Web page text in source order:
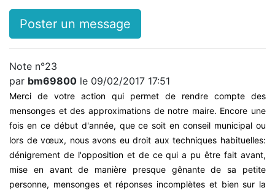
Poster un message
Note n°23
par bm69800 le 09/02/2017 17:51
Merci de votre action qui permet de rendre compte des
mensonges et des approximations de notre maire. Encore une
fois en ce début d'année, que ce soit en conseil municipal ou
lors de vœux, nous avons eu droit aux techniques habituelles:
dénigrement de l'opposition et de ce qui a pu être fait avant,
mise en avant de manière presque gênante de sa petite
personne, mensonges et réponses incomplètes et bien sur la